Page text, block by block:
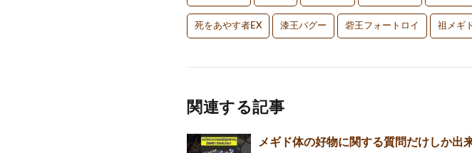
死をあやす者EX 漆王バグー 砦王フォートロイ 祖メギ
関連する記事
メギド体の好物に関する質問だけしか出